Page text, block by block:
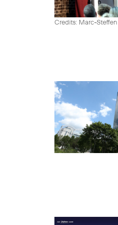
Credits: Marc-